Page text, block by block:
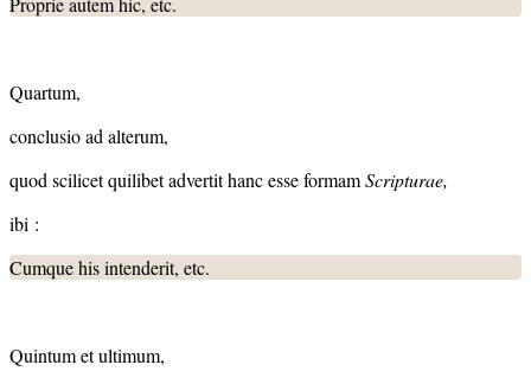
Quartum,
conclusio ad alterum,
quod scilicet quilibet advertit hanc esse formamScripturae,
ibi :
Cumque his intenderit, etc.
Quintum et ultimum,